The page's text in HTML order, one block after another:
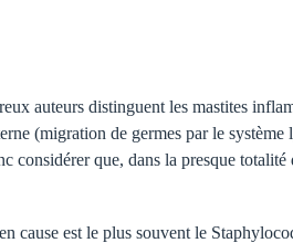
auteurs distinguent les mastites
(migration de germes par le
considérer que, dans la presque totalité
cause est le plus souvent le